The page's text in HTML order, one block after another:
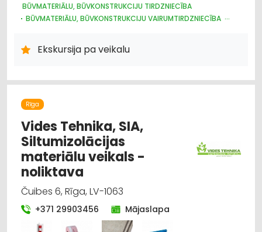
BŪVMATERIĀLU, BŪVKONSTRUKCIJU TIRDZNIECĪBA
BŪVMATERIĀLU, BŪVKONSTRUKCIJU VAIRUMTIRDZNIECĪBA
KRĀSAS UN LAKAS, BŪVĶĪMIJA: RAŽOŠANA
KRĀSAS, LAKAS, BŪVĶĪMIJA: TIRDZNIECĪBA
Ekskursija pa veikalu
Rīga
Vides Tehnika, SIA,
Siltumizolācijas
materiālu veikals -
noliktava
Čuibes 6, Rīga, LV-1063
+371 29903456 Mājaslapa